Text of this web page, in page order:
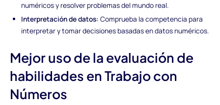
numéricos y resolver problemas del mundo real.
Interpretación de datos: Comprueba la competencia para
interpretar y tomar decisiones basadas en datos numéricos.
Mejor uso de la evaluación de
habilidades en Trabajo con
Números